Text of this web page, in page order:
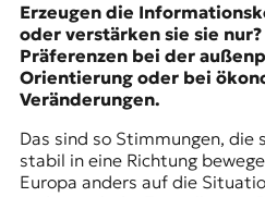
Erzeugen die
oder verstärken sie sie
Präferenzen bei der
Orientierung oder bei
Veränderungen.
Das sind so Stimmungen, die
stabil in eine Richtung
Europa anders auf die